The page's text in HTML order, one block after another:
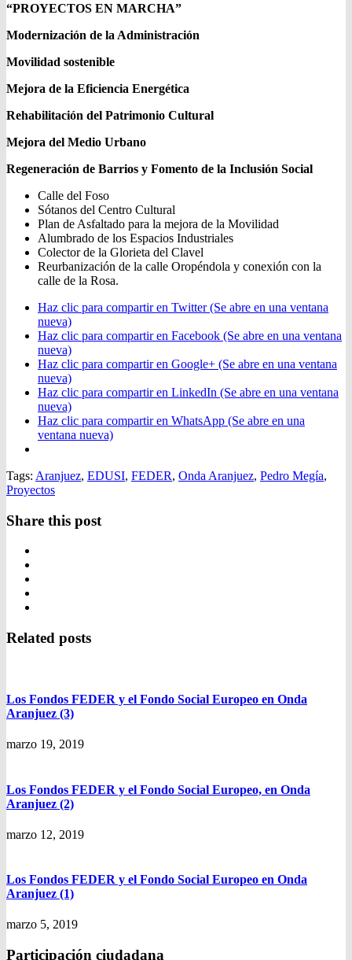
“PROYECTOS EN MARCHA”
Modernización de la Administración
Movilidad sostenible
Mejora de la Eficiencia Energética
Rehabilitación del Patrimonio Cultural
Mejora del Medio Urbano
Regeneración de Barrios y Fomento de la Inclusión Social
Calle del Foso
Sótanos del Centro Cultural
Plan de Asfaltado para la mejora de la Movilidad
Alumbrado de los Espacios Industriales
Colector de la Glorieta del Clavel
Reurbanización de la calle Oropéndola y conexión con la
calle de la Rosa.
Haz clic para compartir en Twitter (Se abre en una ventana
nueva)
Haz clic para compartir en Facebook (Se abre en una ventana
nueva)
Haz clic para compartir en Google+ (Se abre en una ventana
nueva)
Haz clic para compartir en LinkedIn (Se abre en una ventana
nueva)
Haz clic para compartir en WhatsApp (Se abre en una
ventana nueva)
Tags: Aranjuez, EDUSI, FEDER, Onda Aranjuez, Pedro Megía,
Proyectos
Share this post
Related posts
Los Fondos FEDER y el Fondo Social Europeo en Onda
Aranjuez (3)
marzo 19, 2019
Los Fondos FEDER y el Fondo Social Europeo, en Onda
Aranjuez (2)
marzo 12, 2019
Los Fondos FEDER y el Fondo Social Europeo en Onda
Aranjuez (1)
marzo 5, 2019
Participación ciudadana